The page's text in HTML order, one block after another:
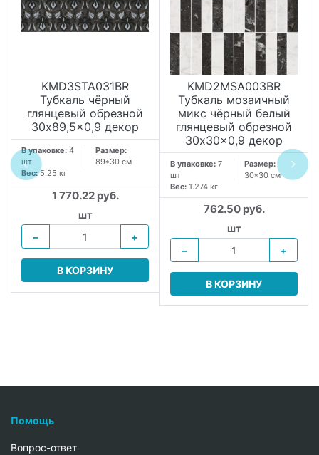
KMD3STA031BR
Тубкаль чёрный
глянцевый обрезной
30x89,5x0,9 декор
В упаковке: 4
шт
Размер:
89*30 см
Вес:5.25 кг
1 770.22 руб.
шт
−
+
В КОРЗИНУ
KMD2MSA003BR
Тубкаль мозаичный
микс чёрный белый
глянцевый обрезной
30x30x0,9 декор
В упаковке: 7
шт
Размер:
30*30 см
Вес: 1.274 кг
762.50 руб.
шт
−
+
В КОРЗИНУ
Помощь
Вопрос-ответ